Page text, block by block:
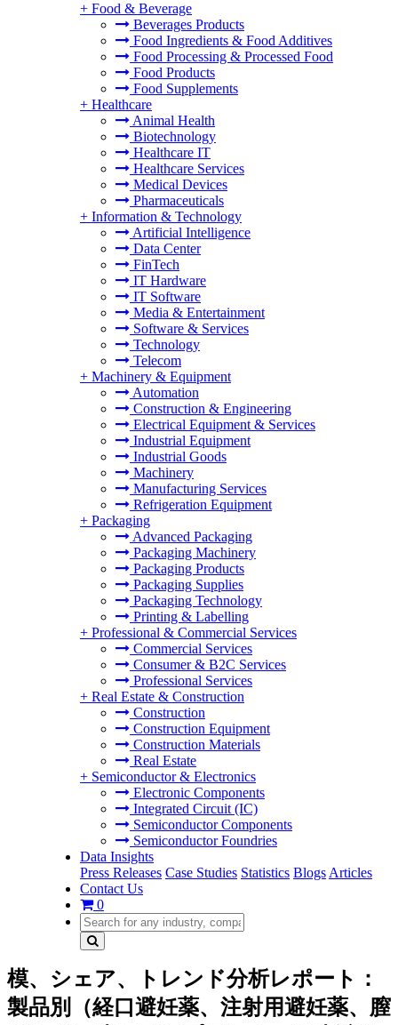
+ Food & Beverage
Beverages Products
Food Ingredients & Food Additives
Food Processing & Processed Food
Food Products
Food Supplements
+ Healthcare
Animal Health
Biotechnology
Healthcare IT
Healthcare Services
Medical Devices
Pharmaceuticals
+ Information & Technology
Artificial Intelligence
Data Center
FinTech
IT Hardware
IT Software
Media & Entertainment
Software & Services
Technology
Telecom
+ Machinery & Equipment
Automation
Construction & Engineering
Electrical Equipment & Services
Industrial Equipment
Industrial Goods
Machinery
Manufacturing Services
Refrigeration Equipment
+ Packaging
Advanced Packaging
Packaging Machinery
Packaging Products
Packaging Supplies
Packaging Technology
Printing & Labelling
+ Professional & Commercial Services
Commercial Services
Consumer & B2C Services
Professional Services
+ Real Estate & Construction
Construction
Construction Equipment
Construction Materials
Real Estate
+ Semiconductor & Electronics
Electronic Components
Integrated Circuit (IC)
Semiconductor Components
Semiconductor Foundries
Data Insights
Press Releases Case Studies Statistics Blogs Articles
Contact Us
0
模、シェア、トレンド分析レポート：
製品別（経口避妊薬、注射用避妊薬、膣